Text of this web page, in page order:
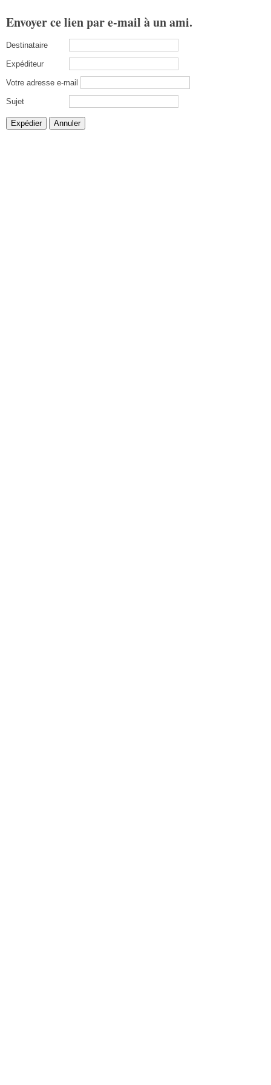
Envoyer ce lien par e-mail à un ami.
Destinataire
Expéditeur
Votre adresse e-mail
Sujet
Expédier Annuler